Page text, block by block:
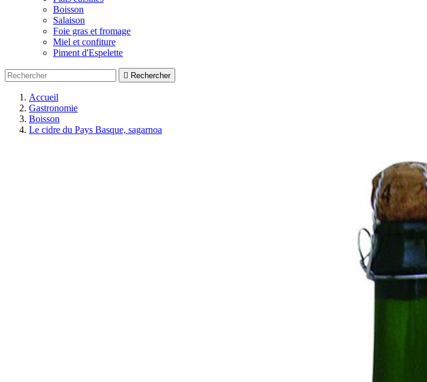
Boisson
Salaison
Foie gras et fromage
Miel et confiture
Piment d'Espelette
 Rechercher
Accueil
Gastronomie
Boisson
Le cidre du Pays Basque, sagarnoa